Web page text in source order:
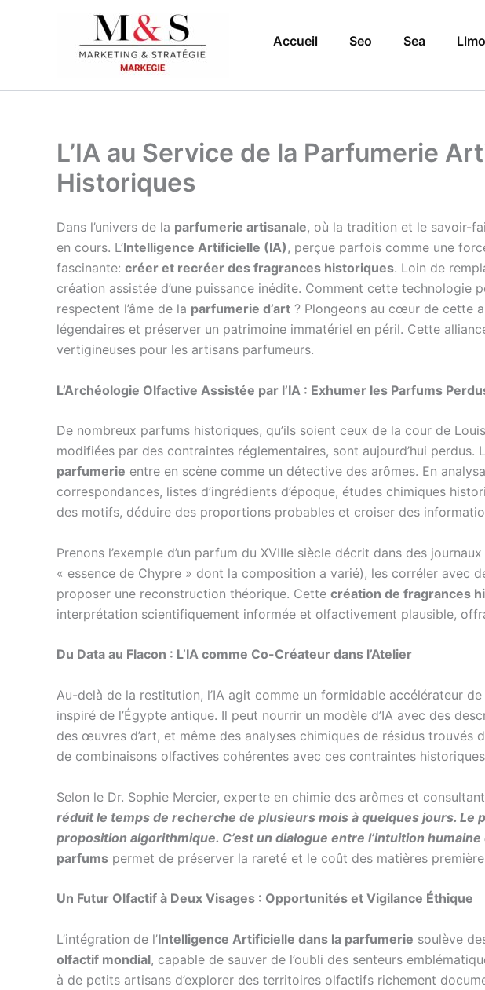
Accueil Seo Sea Llmo
L’IA au Service de la Parfumerie
Historiques
Dans l’univers de la parfumerie artisanale, où la tradition et le savoir-
en cours. L’Intelligence Artificielle (IA), perçue parfois comme une
fascinante: créer et recréer des fragrances historiques. Loin de
création assistée d’une puissance inédite. Comment cette
respectent l’âme de la parfumerie d’art ? Plongeons au cœur de cette
légendaires et préserver un patrimoine immatériel en péril. Cette
vertigineuses pour les artisans parfumeurs.
L’Archéologie Olfactive Assistée par l’IA : Exhumer les Parfums
De nombreux parfums historiques, qu’ils soient ceux de la cour de
modifiées par des contraintes réglementaires, sont aujourd’hui
parfumerie entre en scène comme un détective des arômes. En
correspondances, listes d’ingrédients d’époque, études chimiques
des motifs, déduire des proportions probables et croiser des
Prenons l’exemple d’un parfum du XVIIIe siècle décrit dans des
« essence de Chypre » dont la composition a varié), les corréler avec
proposer une reconstruction théorique. Cette création de fragrances
interprétation scientifiquement informée et olfactivement plausible,
Du Data au Flacon : L’IA comme Co-Créateur dans l’Atelier
Au-delà de la restitution, l’IA agit comme un formidable accélérateur
inspiré de l’Égypte antique. Il peut nourrir un modèle d’IA avec des
des œuvres d’art, et même des analyses chimiques de résidus trouvés
de combinaisons olfactives cohérentes avec ces contraintes
Selon le Dr. Sophie Mercier, experte en chimie des arômes et
réduit le temps de recherche de plusieurs mois à quelques jours.
proposition algorithmique. C’est un dialogue entre l’intuition
parfums permet de préserver la rareté et le coût des matières
Un Futur Olfactif à Deux Visages : Opportunités et Vigilance Éthique
L’intégration de l’Intelligence Artificielle dans la parfumerie soulève
olfactif mondial, capable de sauver de l’oubli des senteurs
à de petits artisans d’explorer des territoires olfactifs richement